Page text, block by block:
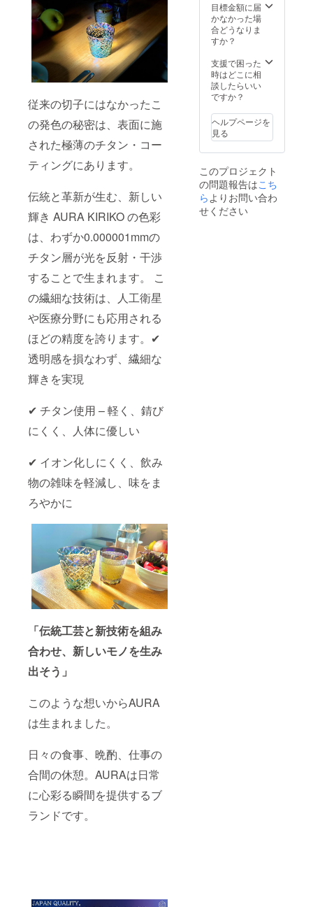
従来の切子にはなかったこ
の発色の秘密は、表面に施
された極薄のチタン・コー
ティングにあります。
伝統と革新が生む、新しい
輝き AURA KIRIKO の色彩
は、わずか0.000001mmの
チタン層が光を反射・干渉
することで生まれます。 こ
の繊細な技術は、人工衛星
や医療分野にも応用される
ほどの精度を誇ります。✔
透明感を損なわず、繊細な
輝きを実現
✔ チタン使用 – 軽く、錆び
にくく、人体に優しい
✔ イオン化しにくく、飲み
物の雑味を軽減し、味をま
ろやかに
「伝統工芸と新技術を組み
合わせ、新しいモノを生み
出そう」
このような想いからAURA
は生まれました。
日々の食事、晩酌、仕事の
合間の休憩。AURAは日常
に心彩る瞬間を提供するブ
ランドです。
目標金額に届
かなかった場
合どうなりま
すか？
支援で困った
時はどこに相
談したらいい
ですか？
ヘルプページを
見る
このプロジェクト
の問題報告はこち
らよりお問い合わ
せください